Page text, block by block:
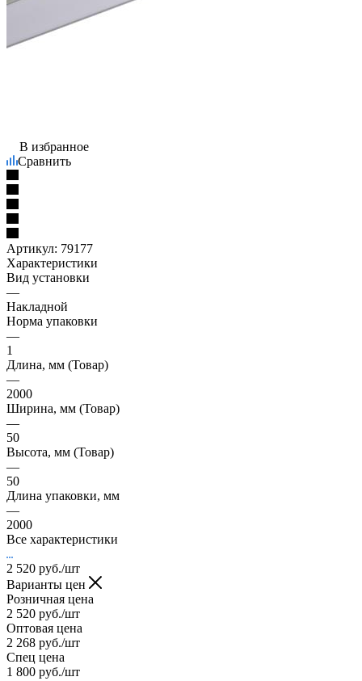
В избранное
Сравнить
Артикул: 79177
Характеристики
Вид установки
—
Накладной
Норма упаковки
—
1
Длина, мм (Товар)
—
2000
Ширина, мм (Товар)
—
50
Высота, мм (Товар)
—
50
Длина упаковки, мм
—
2000
Все характеристики
2 520 руб./шт
Варианты цен
Розничная цена
2 520 руб./шт
Оптовая цена
2 268 руб./шт
Спец цена
1 800 руб./шт